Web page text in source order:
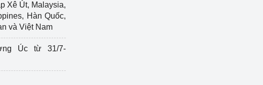
Xê Út, Malaysia,
Hàn Quốc,
và Việt Nam
Úc từ 31/7-